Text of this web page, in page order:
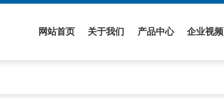
网站首页 关于我们 产品中心 企业视频